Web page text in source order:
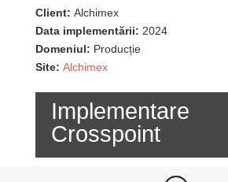
Client: Alchimex
Data implementării: 2024
Domeniul: Producție
Site: Alchimex
Implementare
Crosspoint